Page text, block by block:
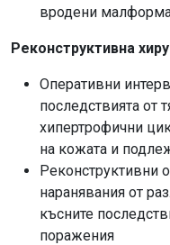
вродени
Реконструктивна
Оперативни
последствията от
хипертрофични
на кожата и
Реконструктивни
наранявания от
късните
поражения